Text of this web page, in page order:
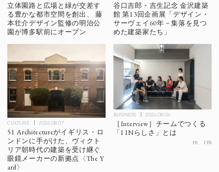
立体園路と広場と緑が交差す
る豊かな都市空間を創出、 藤
本壮介デザイン監修の明治公
園が博多駅前にオープン
谷口吉郎・吉生記念 金沢建築
館 第13回企画展「デザイン・
サーヴェイ60年－集落を見つ
めた建築家たち」
CULTURE 2026.08.07
51 Architectureがイギリス・ロ
ンドンに手がけた、ヴィクト
リア朝時代の建築を受け継ぐ
眼鏡メーカーの新拠点〈The Y
ard〉
BUSINESS 2026.08.06
［Interview］チームでつくる
「I INらしさ」とは
PR I IN